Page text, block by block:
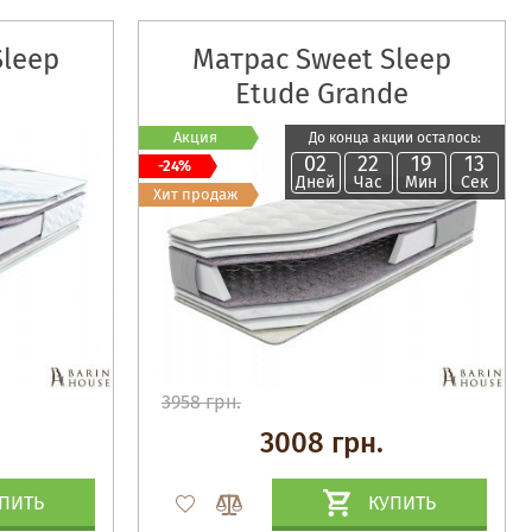
Матрас Sweet Sleep
Etude Grande
До конца акции осталось:
02
Дней
22
Час
19
Мин
12
Сек
3958 грн.
3008 грн.
КУПИТЬ
Акция
-24%
Хит продаж